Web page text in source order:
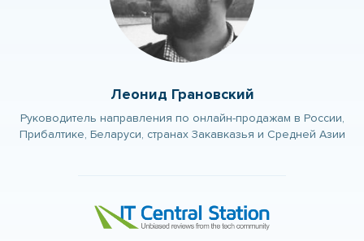
Леонид Грановский
Руководитель направления по онлайн-продажам в России,
Прибалтике, Беларуси, странах Закавказья и Средней Азии